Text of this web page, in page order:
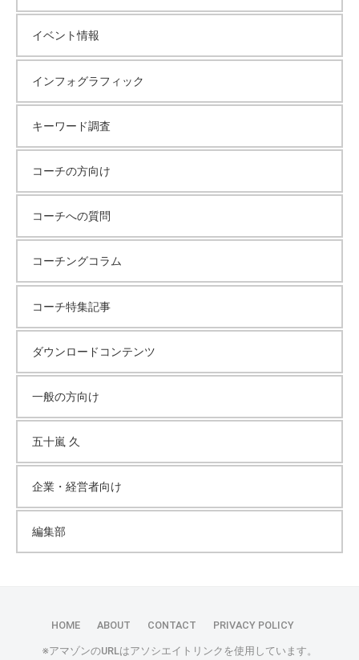
イベント情報
インフォグラフィック
キーワード調査
コーチの方向け
コーチへの質問
コーチングコラム
コーチ特集記事
ダウンロードコンテンツ
一般の方向け
五十嵐 久
企業・経営者向け
編集部
HOME ABOUT CONTACT PRIVACY POLICY
※アマゾンのURLはアソシエイトリンクを使用しています。